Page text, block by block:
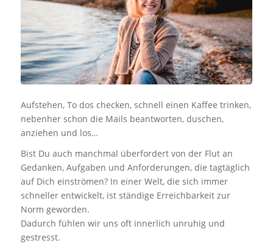
Aufstehen, To dos checken, schnell einen Kaffee trinken,
nebenher schon die Mails beantworten, duschen,
anziehen und los…
Bist Du auch manchmal überfordert von der Flut an
Gedanken, Aufgaben und Anforderungen, die tagtäglich
auf Dich einströmen? In einer Welt, die sich immer
schneller entwickelt, ist ständige Erreichbarkeit zur
Norm geworden.
Dadurch fühlen wir uns oft innerlich unruhig und
gestresst.